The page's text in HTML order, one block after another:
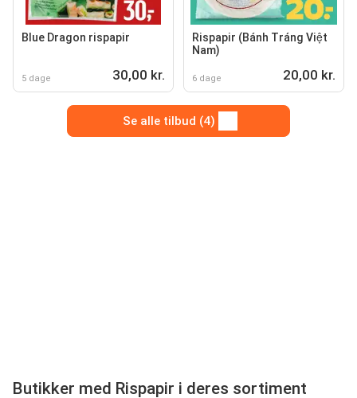
Blue Dragon rispapir
5 dage 30,00 kr.
Rispapir (Bánh Tráng Việt
Nam)
6 dage 20,00 kr.
Se alle tilbud (4)
Butikker med Rispapir i deres sortiment